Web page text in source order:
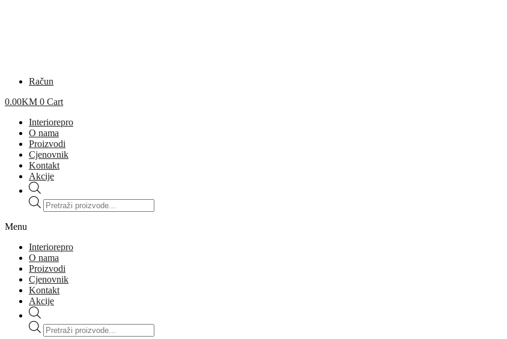
Račun
0.00KM 0 Cart
Interiorepro
O nama
Proizvodi
Cjenovnik
Kontakt
Akcije
Products
search
Menu
Interiorepro
O nama
Proizvodi
Cjenovnik
Kontakt
Akcije
Products
search